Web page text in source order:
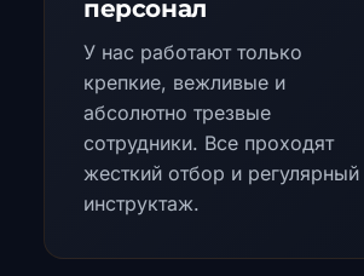
персонал
У нас работают только
крепкие, вежливые и
абсолютно трезвые
сотрудники. Все проходят
жесткий отбор и регулярный
инструктаж.